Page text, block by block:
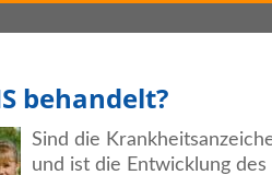
behandelt?
Sind die
und ist die Entwicklung